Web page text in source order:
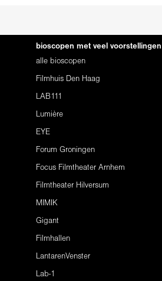
bioscopen met veel voorstellingen
alle bioscopen
Filmhuis Den Haag
LAB111
Lumière
EYE
Forum Groningen
Focus Filmtheater Arnhem
Filmtheater Hilversum
MIMIK
Gigant
Filmhallen
LantarenVenster
Lab-1